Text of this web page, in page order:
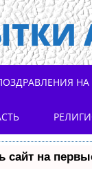
НА
сайт на